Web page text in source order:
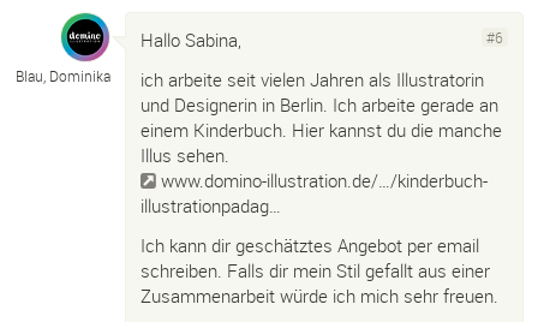
Blau, Dominika
#6
Hallo Sabina,
ich arbeite seit vielen Jahren als Illustratorin
und Designerin in Berlin. Ich arbeite gerade an
einem Kinderbuch. Hier kannst du die manche
Illus sehen.
www.domino-illustration.de/…/kinderbuch-
illustrationpadag…
Ich kann dir geschätztes Angebot per email
schreiben. Falls dir mein Stil gefallt aus einer
Zusammenarbeit würde ich mich sehr freuen.